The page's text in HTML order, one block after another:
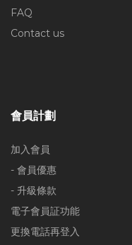
FAQ
Contact us
會員計劃
加入會員
- 會員優惠
- 升級條款
電子會員証功能
更換電話再登入